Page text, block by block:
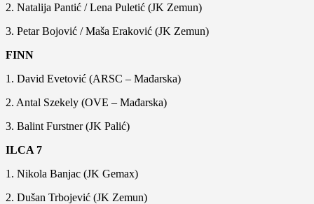
2. Natalija Pantić / Lena Puletić (JK Zemun)
3. Petar Bojović / Maša Eraković (JK Zemun)
FINN
1. David Evetović (ARSC – Mađarska)
2. Antal Szekely (OVE – Mađarska)
3. Balint Furstner (JK Palić)
ILCA 7
1. Nikola Banjac (JK Gemax)
2. Dušan Trbojević (JK Zemun)